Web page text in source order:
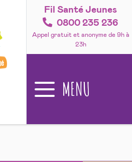
Fil Santé Jeunes
0800 235 236
Appel gratuit et anonyme de 9h à
23h
MENU